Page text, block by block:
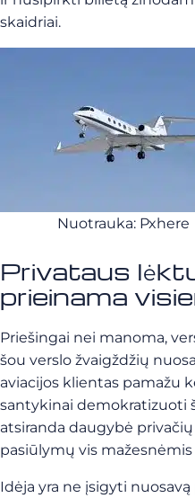
skaidriai.
Nuotrauka: Pxhere
Privataus
prieinama
Priešingai nei manoma,
šou verslo žvaigždžių
aviacijos klientas pamažu
santykinai demokratizuoti
atsiranda daugybė
pasiūlymų vis
Idėja yra ne įsigyti